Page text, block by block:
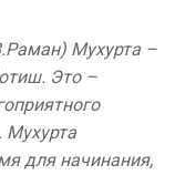
Мухурта –
Это –
Мухурта
для начинания,